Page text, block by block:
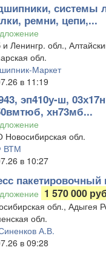
системы
ремни, цепи,...
Ленингр. обл.,
обл.
Маркет
в 11:19
эп410у-ш,
хн73мб...
обл.
ВТМ
в 10:27
1 570 000
обл., Адыгея
обл.
А.В.
в 09:28